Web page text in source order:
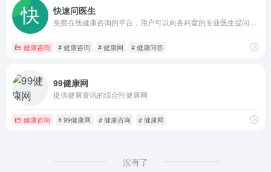
快速问医生
健康咨询 # 健康咨询 # 健康网 # 健康问答
99健康网
提供健康资讯的综合性健康网
健康咨询 # 99健康网 # 健康咨询 # 健康网
没有了